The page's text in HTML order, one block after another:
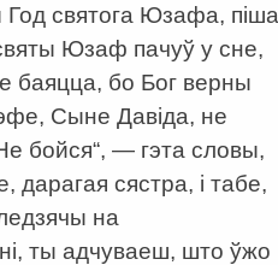
святога Юзафа,
Юзаф пачуў у сне,
баяцца, бо Бог верны
Сыне Давіда, не
бойся“, — гэта словы,
дарагая сястра, і табе,
на
ты адчуваеш, што ўжо